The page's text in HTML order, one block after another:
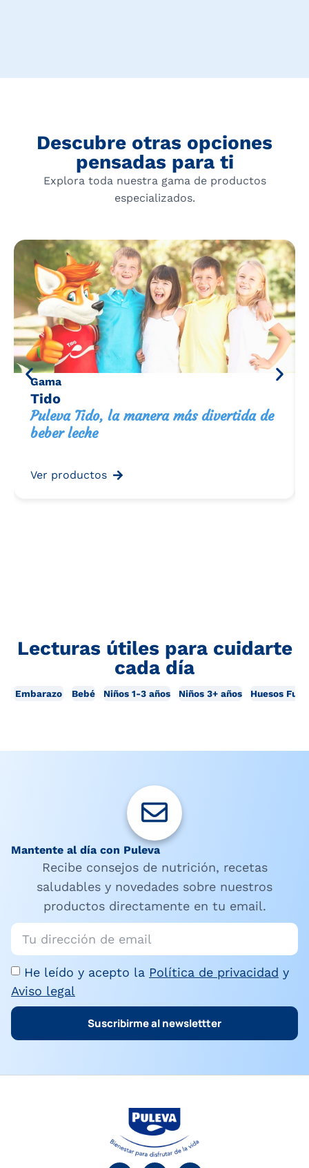
Descubre otras opciones
pensadas para ti
Explora toda nuestra gama de productos
especializados.
Gama
Tido
Puleva Tido, la manera más divertida de
beber leche
Ver productos
Lecturas útiles para cuidarte
cada día
Embarazo Bebé Niños 1-3 años Niños 3+ años Huesos
Mantente al día con Puleva
Recibe consejos de nutrición, recetas
saludables y novedades sobre nuestros
productos directamente en tu email.
He leído y acepto la Política de privacidad y
Aviso legal
Suscribirme al newslettter